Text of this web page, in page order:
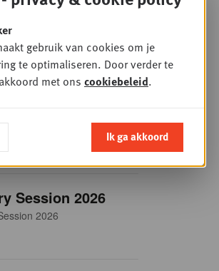
Session 2026
2026
gebruik van cookies om je
te optimaliseren. Door verder te
met ons cookiebeleid.
Ik ga akkoord